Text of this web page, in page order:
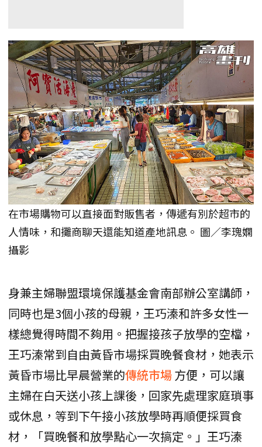
在市場購物可以直接面對販售者，傳遞有別於超市的
人情味，和攤商聊天還能知道產地訊息。 圖／李瑰嫻
攝影
身兼主婦聯盟環境保護基金會南部辦公室講師，
同時也是3個小孩的母親，王巧溱和許多女性一
樣總覺得時間不夠用。把握接孩子放學的空檔，
王巧溱常到自由黃昏市場採買晚餐食材，她表示
黃昏市場比早晨營業的傳統市場方便，可以讓
主婦在白天送小孩上課後，回家先處理家庭瑣事
或休息，等到下午接小孩放學時再順便採買食
材，「買晚餐和放學點心一次搞定。」王巧溱